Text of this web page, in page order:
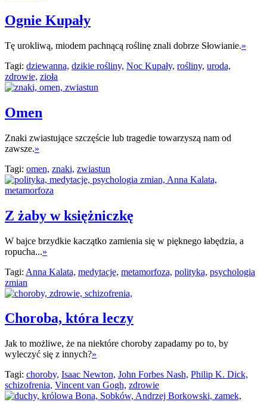
Ognie Kupały
Tę urokliwą, miodem pachnącą roślinę znali dobrze Słowianie.»
Tagi: dziewanna, dzikie rośliny, Noc Kupały, rośliny, uroda,
zdrowie, zioła
Omen
Znaki zwiastujące szczęście lub tragedie towarzyszą nam od
zawsze.»
Tagi: omen, znaki, zwiastun
Z żaby w księżniczkę
W bajce brzydkie kaczątko zamienia się w pięknego łabędzia, a
ropucha...»
Tagi: Anna Kalata, medytacje, metamorfoza, polityka, psychologia
zmian
Choroba, która leczy
Jak to możliwe, że na niektóre choroby zapadamy po to, by
wyleczyć się z innych?»
Tagi: choroby, Isaac Newton, John Forbes Nash, Philip K. Dick,
schizofrenia, Vincent van Gogh, zdrowie